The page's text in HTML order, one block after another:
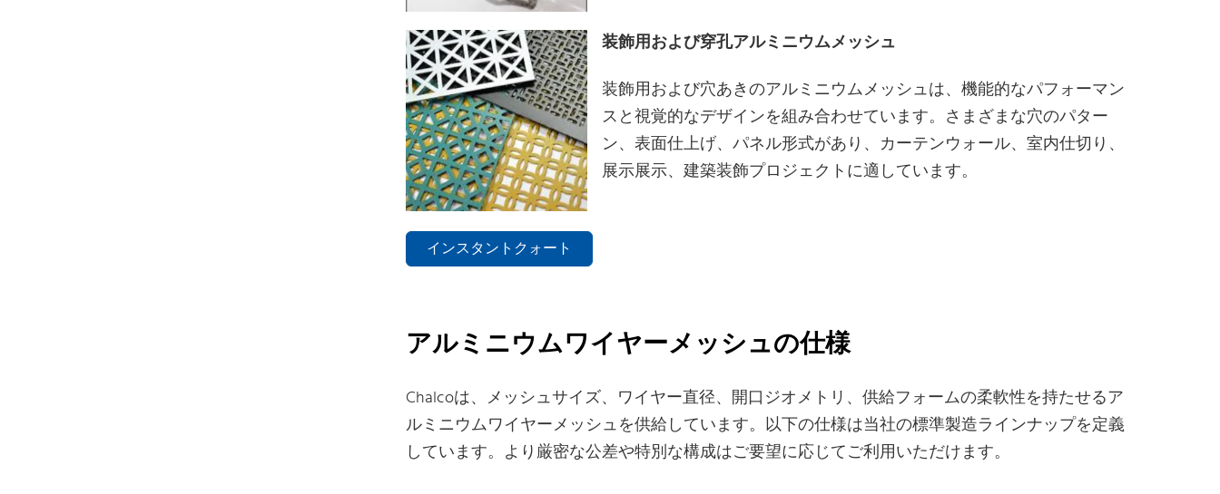
装飾用および穿孔アルミニウムメッシュ
装飾用および穴あきのアルミニウムメッシュは、機能的なパフォーマン
スと視覚的なデザインを組み合わせています。さまざまな穴のパター
ン、表面仕上げ、パネル形式があり、カーテンウォール、室内仕切り、
展示展示、建築装飾プロジェクトに適しています。
インスタントクォート
アルミニウムワイヤーメッシュの仕様
Chalcoは、メッシュサイズ、ワイヤー直径、開口ジオメトリ、供給フォームの柔軟性を持たせるア
ルミニウムワイヤーメッシュを供給しています。以下の仕様は当社の標準製造ラインナップを定義
しています。より厳密な公差や特別な構成はご要望に応じてご利用いただけます。